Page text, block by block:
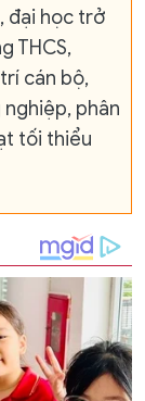
đại học trở
THCS,
cán bộ,
phân
tối thiểu